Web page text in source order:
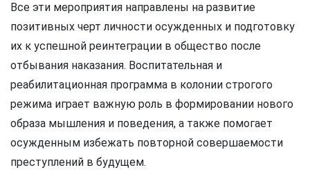
Все эти мероприятия направлены на развитие
позитивных черт личности осужденных и подготовку
их к успешной реинтеграции в общество после
отбывания наказания. Воспитательная и
реабилитационная программа в колонии строгого
режима играет важную роль в формировании нового
образа мышления и поведения, а также помогает
осужденным избежать повторной совершаемости
преступлений в будущем.